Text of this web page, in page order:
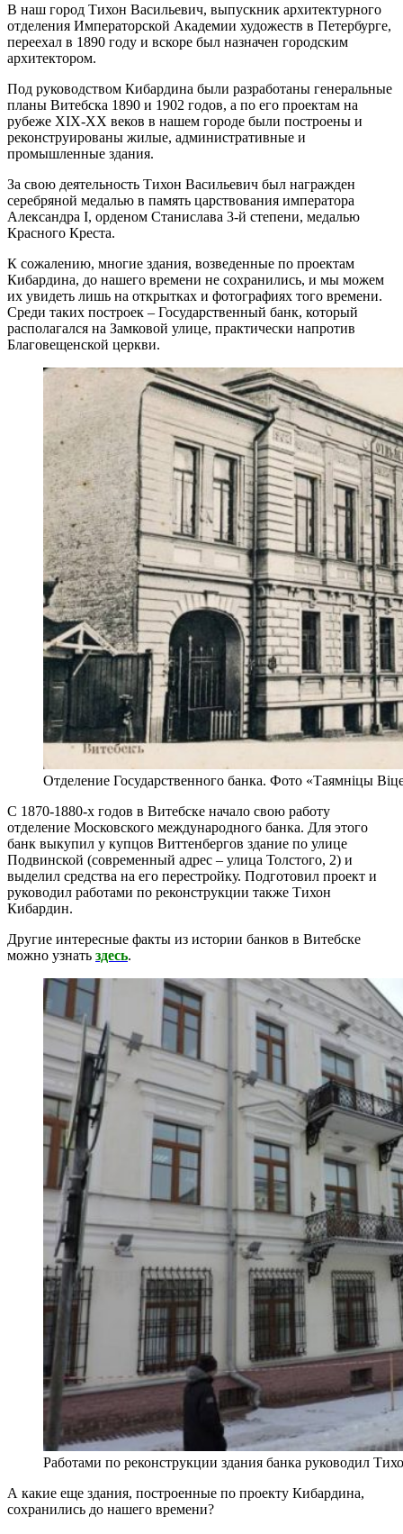
В наш город Тихон Васильевич, выпускник архитектурного
отделения Императорской Академии художеств в Петербурге,
переехал в 1890 году и вскоре был назначен городским
архитектором.
Под руководством Кибардина были разработаны генеральные
планы Витебска 1890 и 1902 годов, а по его проектам на
рубеже ХІХ-ХХ веков в нашем городе были построены и
реконструированы жилые, административные и
промышленные здания.
За свою деятельность Тихон Васильевич был награжден
серебряной медалью в память царствования императора
Александра І, орденом Станислава 3-й степени, медалью
Красного Креста.
К сожалению, многие здания, возведенные по проектам
Кибардина, до нашего времени не сохранились, и мы можем
их увидеть лишь на открытках и фотографиях того времени.
Среди таких построек – Государственный банк, который
располагался на Замковой улице, практически напротив
Благовещенской церкви.
Отделение Государственного банка. Фото «Таямніцы
С 1870-1880-х годов в Витебске начало свою работу
отделение Московского международного банка. Для этого
банк выкупил у купцов Виттенбергов здание по улице
Подвинской (современный адрес – улица Толстого, 2) и
выделил средства на его перестройку. Подготовил проект и
руководил работами по реконструкции также Тихон
Кибардин.
Другие интересные факты из истории банков в Витебске
можно узнать здесь.
Работами по реконструкции здания банка руководил
А какие еще здания, построенные по проекту Кибардина,
сохранились до нашего времени?